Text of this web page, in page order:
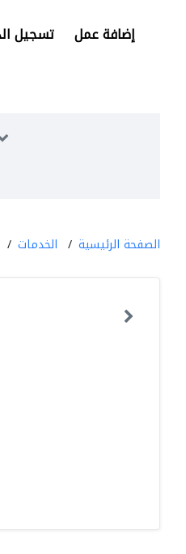
تسجيل إضافة عمل
الصفحة الرئيسية الخدمات